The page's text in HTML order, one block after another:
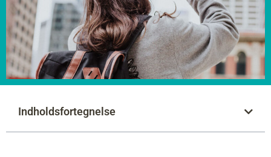
Indholdsfortegnelse